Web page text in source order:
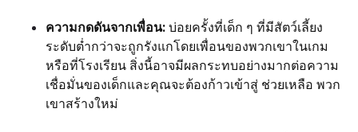
ความกดดันจากเพื่อน:บ่อยครั้งที่เด็ก ๆ ที่มีสัตว์เลี้ยง
ระดับต่ำกว่าจะถูกรังแกโดยเพื่อนของพวกเขาในเกม
หรือที่โรงเรียน สิ่งนี้อาจมีผลกระทบอย่างมากต่อความ
เชื่อมั่นของเด็กและคุณจะต้องก้าวเข้าสู่ ช่วยเหลือ พวก
เขาสร้างใหม่